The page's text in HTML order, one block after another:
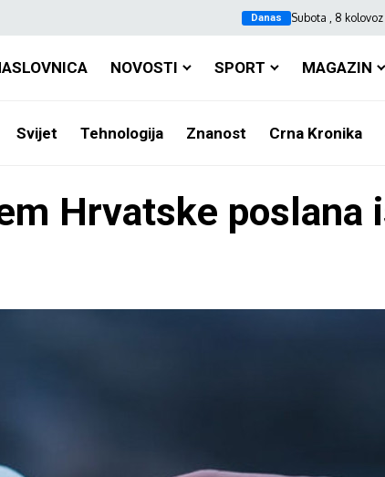
Danas Subota , 8
NOVOSTI SPORT MAGAZIN
Svijet Tehnologija Znanost Crna Kronika
Hrvatske poslana